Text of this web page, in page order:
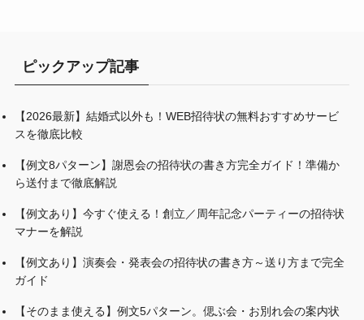
ピックアップ記事
【2026最新】結婚式以外も！WEB招待状の無料おすすめサービ
スを徹底比較
【例文8パターン】謝恩会の招待状の書き方完全ガイド！準備か
ら送付まで徹底解説
【例文あり】今すぐ使える！創立／周年記念パーティーの招待状
マナーを解説
【例文あり】演奏会・発表会の招待状の書き方～送り方まで完全
ガイド
【そのまま使える】例文5パターン。偲ぶ会・お別れ会の案内状